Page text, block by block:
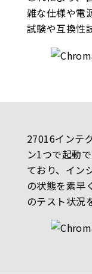
雑な仕様や電
試験や互換性
27016インテ
ン1つで起動
ており、イン
の状態を素早
のテスト状況